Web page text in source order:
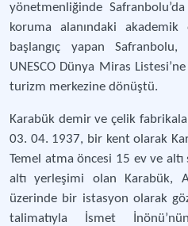
yönetmenliğinde
koruma alanındaki akademik
başlangıç yapan
UNESCO Dünya Miras
turizm merkezine dönüştü.
Karabük demir ve çelik
03. 04. 1937, bir kent olarak
Temel atma öncesi 15 ev ve
altı yerleşimi olan Karabük,
üzerinde bir istasyon olarak
talimatıyla İsmet